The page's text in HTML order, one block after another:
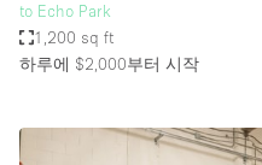
to Echo Park
1,200 sq ft
하루에 $2,000부터 시작